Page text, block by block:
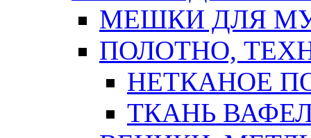
МЕШКИ ДЛЯ
ПОЛОТНО,
НЕТКАНОЕ
ТКАНЬ